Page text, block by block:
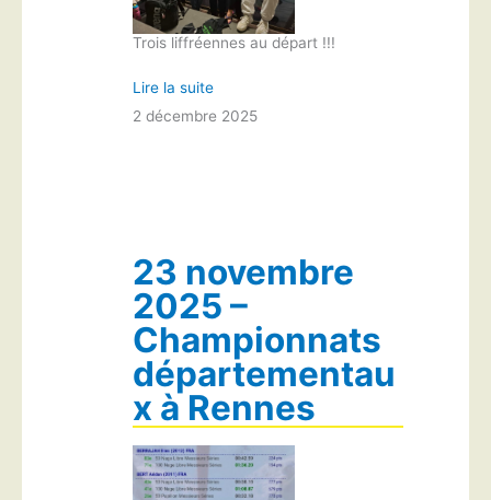
Trois liffréennes au départ !!!
Lire la suite
2 décembre 2025
23 novembre
2025 –
Championnats
départementau
x à Rennes